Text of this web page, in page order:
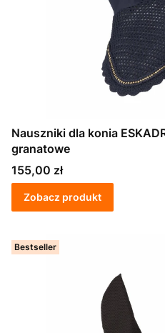
Nauszniki dla konia
granatowe
Cena
155,00 zł
Zobacz produkt
Bestseller